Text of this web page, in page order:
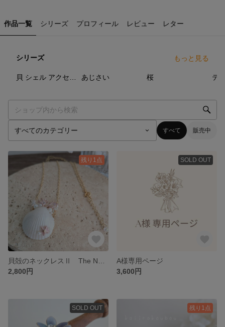
作品一覧 シリーズ プロフィール レビュー レター
シリーズ もっと見る
あじさい 桜 テ
すべて 販売中
残り1点
2,800円
SOLD OUT
A様専用ページ
3,600円
SOLD OUT 残り1点